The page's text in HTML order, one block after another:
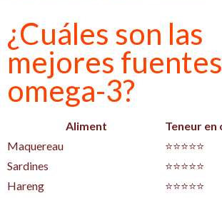
¿Cuáles son las
mejores
omega-3?
Aliment
Teneur en
Maquereau
⭐⭐⭐⭐⭐
Sardines
⭐⭐⭐⭐⭐
Hareng
⭐⭐⭐⭐⭐